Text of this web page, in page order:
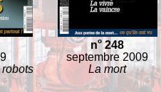
no248
septembre 2009
La mort